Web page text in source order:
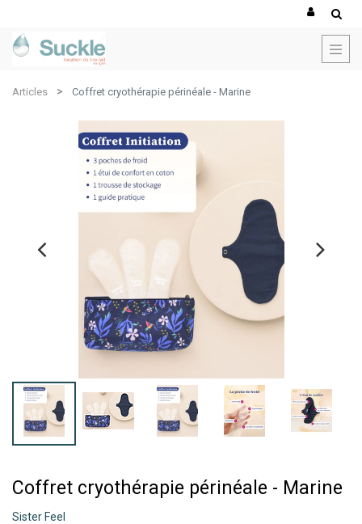
Articles Coffret cryothérapie périnéale - Marine
Coffret cryothérapie périnéale - Marine
Sister Feel